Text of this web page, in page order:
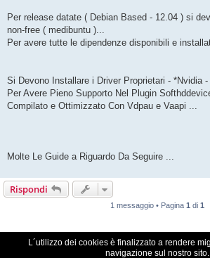
Per release datate ( Debian Based - 12.04 ) si
non-free ( medibuntu )...
Per avere tutte le dipendenze disponibili e
Si Devono Installare i Driver Proprietari - *Nvidia
Per Avere Pieno Supporto Nel Plugin
Compilato e Ottimizzato Con Vdpau e Vaapi ...
Molte Le Guide a Riguardo Da Seguire ...
Rispondi
1 messaggio • Pagina 1 di 1
VDR Italia, comunità italiana utilizzatori VDR
L´utilizzo dei cookies è finalizzato a rendere
navigazione sul nostro sito.